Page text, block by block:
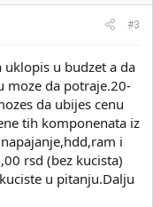
#3
uklopis u budzet a da
moze da potraje.20-
da ubijes cenu
tih komponenata iz
i
rsd (bez kucista)
u pitanju.Dalju